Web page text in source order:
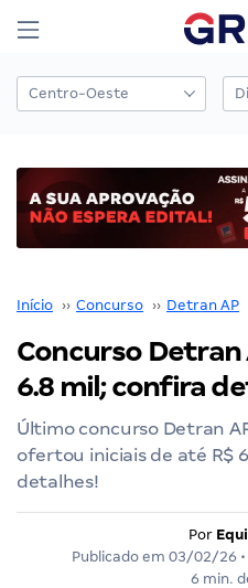
Início ›› Concurso ›› Detran AP
Concurso Detran
6.8 mil; confira
Último concurso Detran
ofertou iniciais de até R$
detalhes!
Por
Publicado em 03/02/26
6 min.